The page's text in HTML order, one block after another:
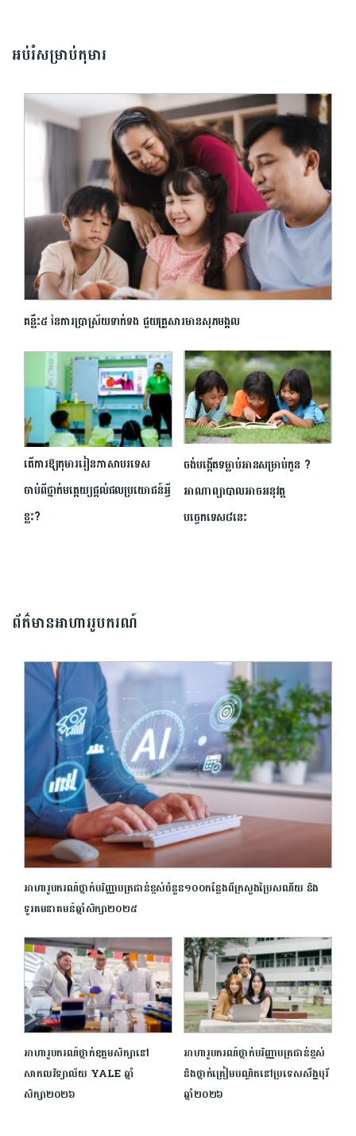
អប់រំសម្រាប់កុមារ
គន្លឹះ៥ នៃ​ការប្រាស្រ័យ​ទាក់ទង ជួយ​គ្រួសារមានសុភមង្គល
តើការឱ្យ​កុមារ​រៀន​ភាសាបរទេស
ចាប់ពីថ្នាក់មត្តេយ្យផ្តល់ផលប្រយោជន៍អ្វី
ខ្លះ?
ចង់បង្កើតទម្លាប់អានសម្រាប់កូន ?
អាណាព្យាបាលអាចអនុវត្ត
បច្ចេកទេស៨នេះ
ព័ត៌មានអាហាររូបករណ៍
អាហារូបករណ៍ថ្នាក់បរិញ្ញាបត្រជាន់ខ្ពស់ចំនួន១០០កន្លែងពីក្រសួងប្រៃសណីយ និង
ទូរគមនាគមន៍ឆ្នាំសិក្សា២០២៥
អាហារូបករណ៍ថ្នាក់ឧត្ដមសិក្សានៅ
សាកលវិទ្យាល័យ YALE ឆ្នាំ
សិក្សា២០២៦
អាហារូបករណ៍ថ្នាក់បរិញ្ញាបត្រជាន់ខ្ពស់
និងថ្នាក់ត្រៀមបណ្ឌិតនៅប្រទេសសឹង្ហបុរី
ឆ្នាំ២០២៦